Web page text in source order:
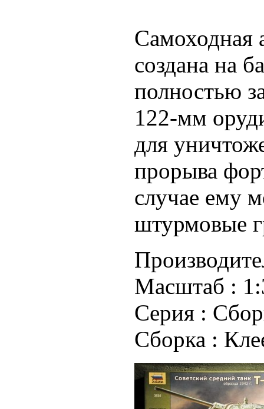
Самоходная
создана на
полностью
122-мм
для
прорыва
случае ему
штурмовые
Масштаб :
Серия :
Сборка :